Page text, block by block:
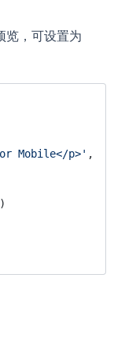
览，可设置为
Mobile</p>' ,